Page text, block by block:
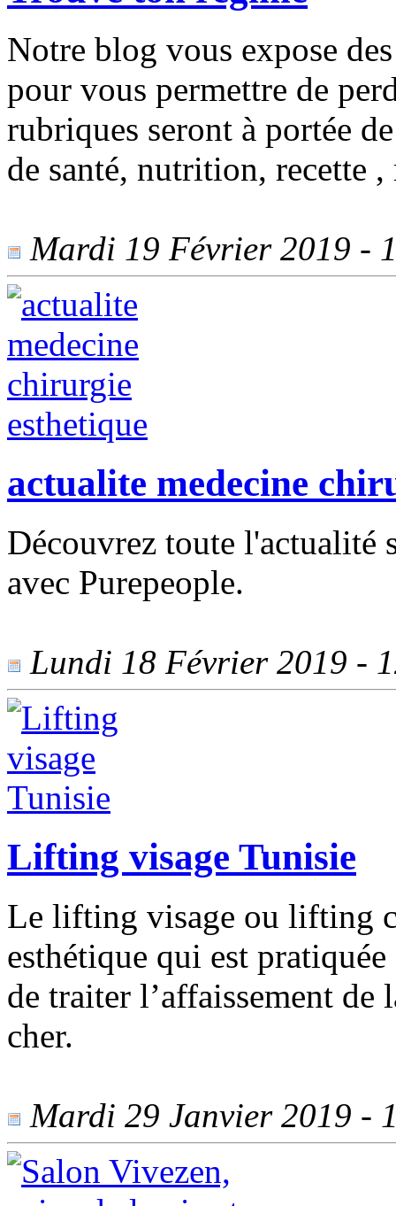
Notre blog vous expose
pour vous permettre de
rubriques seront à portée
de santé, nutrition, recette
Mardi 19 Février 2019 -
actualite medecine
Découvrez toute l'actualité
avec Purepeople.
Lundi 18 Février 2019 -
Lifting visage Tunisie
Le lifting visage ou lifting
esthétique qui est
de traiter l’affaissement de
cher.
Mardi 29 Janvier 2019 -